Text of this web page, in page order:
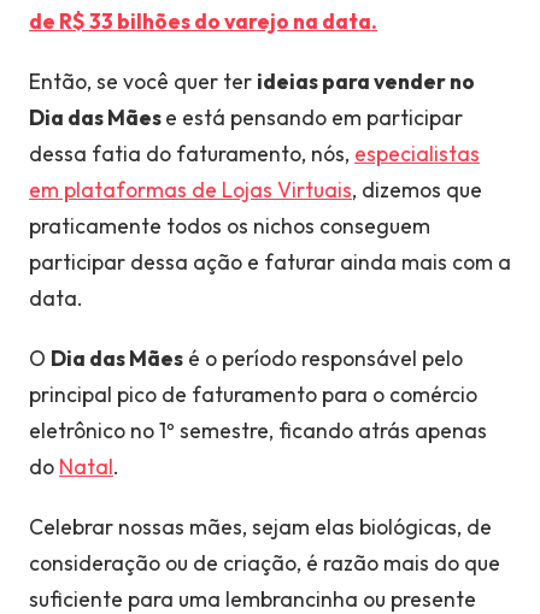
de R$ 33 bilhões do varejo na data.
Então, se você quer ter ideias para vender no
Dia das Mãese está pensando em participar
dessa fatia do faturamento, nós, especialistas
em plataformas de Lojas Virtuais, dizemos que
praticamente todos os nichos conseguem
participar dessa ação e faturar ainda mais com a
data.
O Dia das Mães é o período responsável pelo
principal pico de faturamento para o comércio
eletrônico no 1º semestre, ficando atrás apenas
do Natal.
Celebrar nossas mães, sejam elas biológicas, de
consideração ou de criação, é razão mais do que
suficiente para uma lembrancinha ou presente